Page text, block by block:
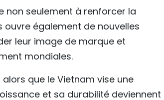
non seulement à renforcer la
également de nouvelles
leur image de marque et
mondiales.
alors que le Vietnam vise une
et sa durabilité deviennent